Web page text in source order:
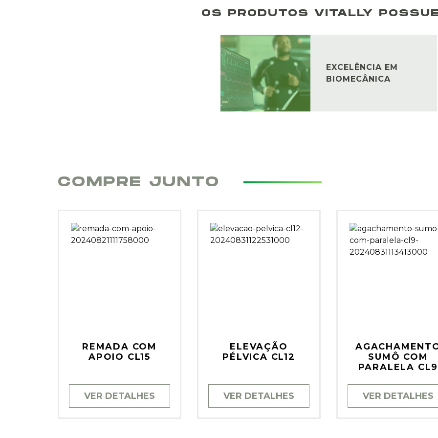
OS PRODUTOS VITALLY
EXCELÊNCIA EM
BIOMECÂNICA
COMPRE JUNTO
REMADA COM
APOIO CL15
VER DETALHES
ELEVAÇÃO
PÉLVICA CL12
VER DETALHES
SUMÔ COM
PARALELA CL9
VER DETALHES